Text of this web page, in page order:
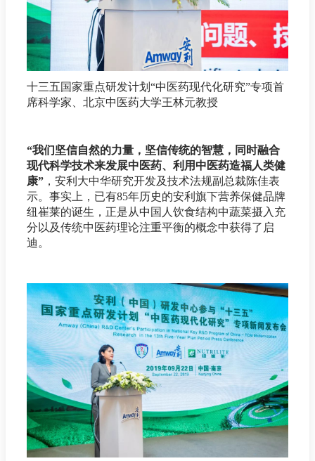
十三五国家重点研发计划“中医药现代化研究”专项首
席科学家、北京中医药大学王林元教授
“我们坚信自然的力量，坚信传统的智慧，同时融合
现代科学技术来发展中医药、利用中医药造福人类健
康” ，安利大中华研究开发及技术法规副总裁陈佳表
示。事实上，已有85年历史的安利旗下营养保健品牌
纽崔莱的诞生，正是从中国人饮食结构中蔬菜摄入充
分以及传统中医药理论注重平衡的概念中获得了启
迪。